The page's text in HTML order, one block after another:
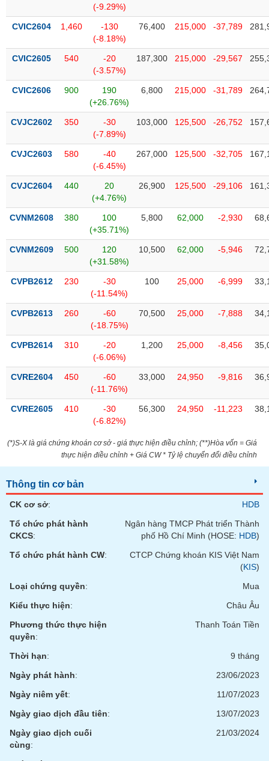
(-9.29%)
CVIC2604 1,460
-130
(-8.18%)
76,400 215,000 -37,789
CVIC2605 540
-20
(-3.57%)
187,300 215,000 -29,567
CVIC2606 900
190
(+26.76%)
6,800 215,000 -31,789
CVJC2602 350
-30
(-7.89%)
103,000 125,500 -26,752
CVJC2603 580
-40
(-6.45%)
267,000 125,500 -32,705
CVJC2604 440
20
(+4.76%)
26,900 125,500 -29,106
CVNM2608 380
100
(+35.71%)
5,800 62,000 -2,930
CVNM2609 500
120
(+31.58%)
10,500 62,000 -5,946
CVPB2612 230
-30
(-11.54%)
100 25,000 -6,999
CVPB2613 260
-60
(-18.75%)
70,500 25,000 -7,888
CVPB2614 310
-20
(-6.06%)
1,200 25,000 -8,456
CVRE2604 450
-60
(-11.76%)
33,000 24,950 -9,816
CVRE2605 410
-30
(-6.82%)
56,300 24,950 -11,223
(*)S-X là giá chứng khoán cơ sở - giá thực hiện điều chỉnh; (**)Hòa vốn = Giá
thực hiện điều chỉnh + Giá CW * Tỷ lệ chuyển đổi điều chỉnh
Thông tin cơ bản
CK cơ sở:
HDB
Tổ chức phát hành
CKCS:
Ngân hàng TMCP Phát triển Thành
phố Hồ Chí Minh (HOSE: HDB)
Tổ chức phát hành CW:
CTCP Chứng khoán KIS Việt Nam
(KIS)
Loại chứng quyền:
Mua
Kiểu thực hiện:
Châu Âu
Phương thức thực hiện
quyền:
Thanh Toán Tiền
Thời hạn:
9 tháng
Ngày phát hành:
23/06/2023
Ngày niêm yết:
11/07/2023
Ngày giao dịch đầu tiên:
13/07/2023
Ngày giao dịch cuối
cùng:
21/03/2024
Thuật
ngữ
vụ
(-)
tạo
Công
đầu
tư
Truyền
tài
chính
Dữ
liệu
tài
chính